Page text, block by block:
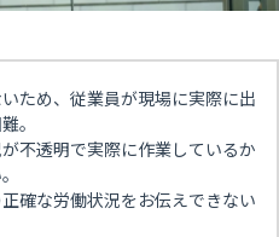
ため、従業員が現場に実際に出
。
不透明で実際に作業しているか
確な労働状況をお伝えできない